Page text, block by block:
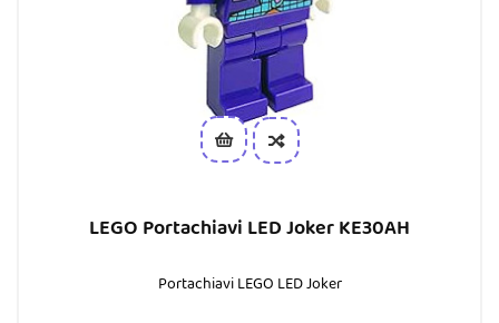
LEGO Portachiavi LED Joker KE30AH
Portachiavi LEGO LED Joker